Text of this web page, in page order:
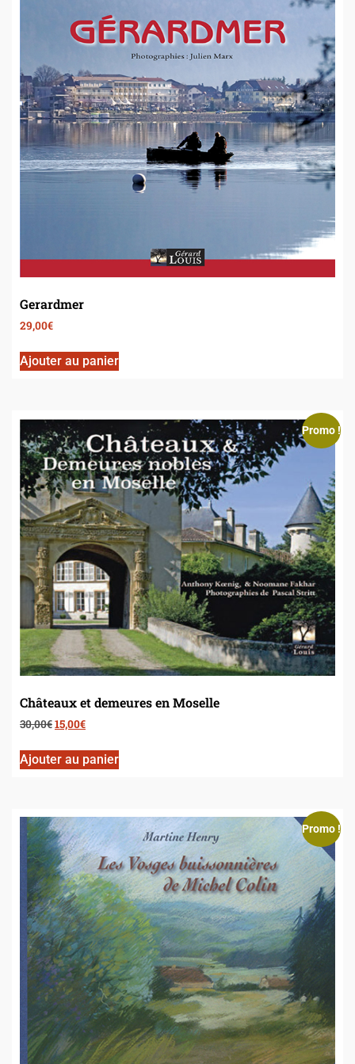
Gerardmer
29,00€
Ajouter au panier
Promo !
Châteaux et demeures en Moselle
30,00€15,00€
Ajouter au panier
Promo !